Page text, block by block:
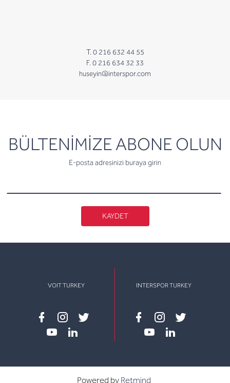
T. 0 216 632 44 55
F. 0 216 634 32 33
huseyin@interspor.com
BÜLTENİMİZE ABONE OLUN
E-posta adresinizi buraya girin
newsletter
KAYDET
VOIT TURKEY
Facebook
instagram
twitter
INTERSPOR TURKEY
Facebook
instagram
twitter
Powered by Retmind